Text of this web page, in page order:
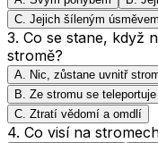
C. Jejich šíleným úsměvem
3. Co se stane, když
stromě?
A. Nic, zůstane uvnitř
B. Ze stromu se
C. Ztratí vědomí a omdlí
4. Co visí na